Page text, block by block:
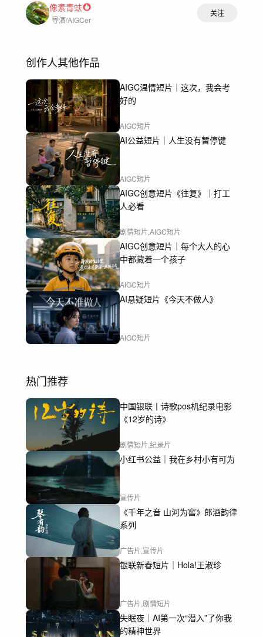
像素青蚨
导演/AIGCer
关注
创作人其他作品
AIGC温情短片｜这次，我会考
好的
AIGC短片
AI公益短片｜人生没有暂停键
AIGC短片
AIGC创意短片《往复》｜打工
人必看
剧情短片,AIGC短片
AIGC创意短片｜每个大人的心
中都藏着一个孩子
AIGC短片
AI悬疑短片《今天不做人》
AIGC短片
热门推荐
中国银联丨诗歌pos机纪录电影
《12岁的诗》
剧情短片,纪录片
小红书公益｜我在乡村小有可为
宣传片
《千年之音 山河为窖》郎酒韵律
系列
广告片,宣传片
银联新春短片｜Hola!王淑珍
广告片,剧情短片
失眠夜｜AI第一次“潜入”了你我
的精神世界